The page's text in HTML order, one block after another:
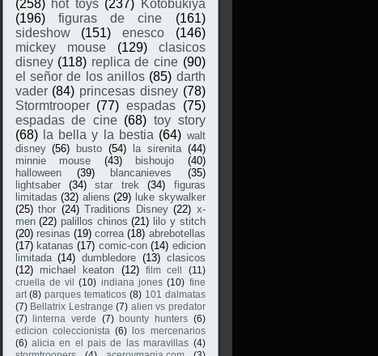
(258) hot toys (237) Kotobukiya
(196)
figuras de cine
(161)
sideshow
(151) enesco
(146)
mickey mouse
(129)
clasicos
disney (118) replica de cine (90)
el señor de los anillos (85) darth
vader (84) princesas disney (78)
Stormtrooper (77) espadas (75)
espadas de cine (68) toy story
(68)
la bella y la bestia (64) walt
disney (56) busto (54) la sirenita (44)
minnie mouse
(43) bishoujo
(40)
halloween
(39) blancanieves
(35)
lightsaber
(34) star trek (34)
figuras
limitadas (32) aliens (29) luke skywalker
(25) thor (24) Traditions Disney (22) x-
men (22) palillos chinos (21) lilo y stitch
(20) resinas (19) correa (18) abrebotellas
(17) katanas (17) comic-con (14) edicion
limitada (14) dumbledore (13) clasicos
(12)
michael keaton (12) film cell
(11)
cruella de vil
(10) indiana jones (10) fine
art (8) parques tematicos (8) 101 dalmatas
(7) Bellatrix Lestrange (7) alien vs predator
(7)
linterna verde (7) bounty hunters (6)
edicion coleccionista (6)
los mercenarios
(6) alicia en el pais de las maravillas (4)